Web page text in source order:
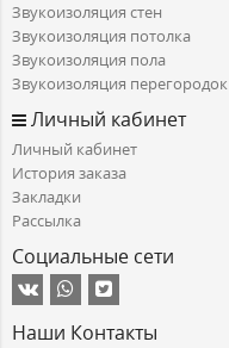
Звукоизоляция стен
Звукоизоляция потолка
Звукоизоляция пола
Звукоизоляция перегородок
Личный кабинет
Личный кабинет
История заказа
Закладки
Рассылка
Социальные сети
Наши Контакты